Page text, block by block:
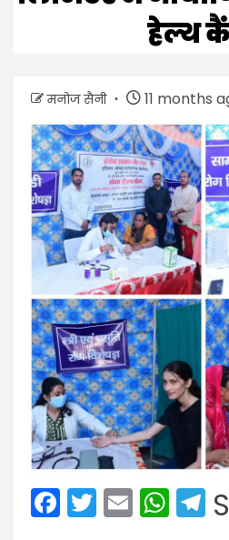
हेल्थ
मनोज सैनी 11 months
Facebook
Twitter
Email